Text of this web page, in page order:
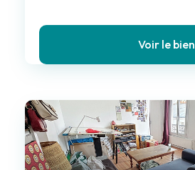
Voir le bien